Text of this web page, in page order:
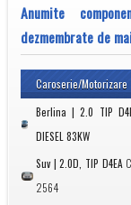
Anumite
dezmembrate de
Caroserie/Motorizare
Berlina | 2.0 TIP
DIESEL 83KW
Suv | 2.0D, TIP D4EA
2564